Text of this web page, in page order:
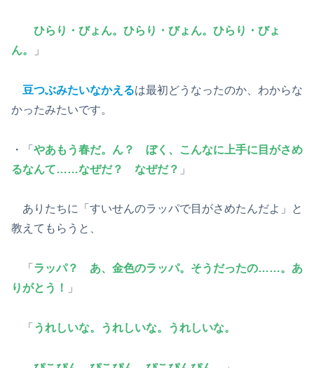
ひらり・びょん。ひらり・びょん。ひらり・びょ
ん。
」
豆つぶみたいなかえるは最初どうなったのか、わからな
かったみたいです。
・「 やあもう春だ。ん？ ぼく、こんなに上手に目がさめ
るなんて……なぜだ？ なぜだ？ 」
ありたちに「すいせんのラッパで目がさめたんだよ」と
教えてもらうと、
「 ラッパ？ あ、金色のラッパ。そうだったの……。あ
りがとう！
」
「 うれしいな。うれしいな。うれしいな。